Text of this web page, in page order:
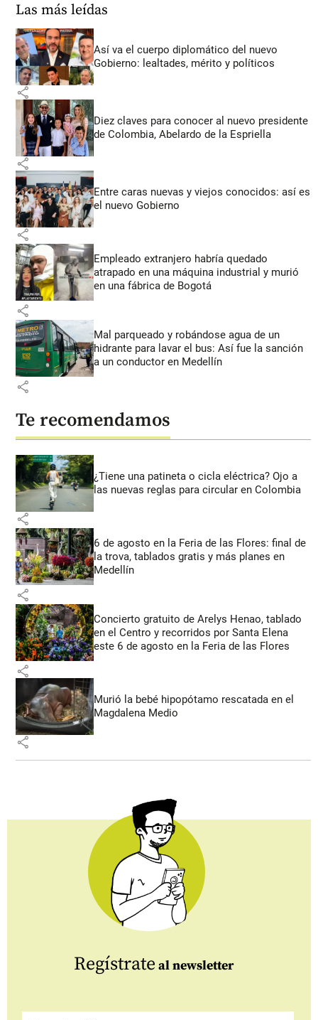
Las más leídas
Así va el cuerpo diplomático del nuevo
Gobierno: lealtades, mérito y políticos
share
Diez claves para conocer al nuevo presidente
de Colombia, Abelardo de la Espriella
share
Entre caras nuevas y viejos conocidos: así es
el nuevo Gobierno
share
Empleado extranjero habría quedado
atrapado en una máquina industrial y murió
en una fábrica de Bogotá
share
Mal parqueado y robándose agua de un
hidrante para lavar el bus: Así fue la sanción
a un conductor en Medellín
share
Te recomendamos
¿Tiene una patineta o cicla eléctrica? Ojo a
las nuevas reglas para circular en Colombia
share
6 de agosto en la Feria de las Flores: final de
la trova, tablados gratis y más planes en
Medellín
share
Concierto gratuito de Arelys Henao, tablado
en el Centro y recorridos por Santa Elena
este 6 de agosto en la Feria de las Flores
share
Murió la bebé hipopótamo rescatada en el
Magdalena Medio
share
Regístrate al newsletter